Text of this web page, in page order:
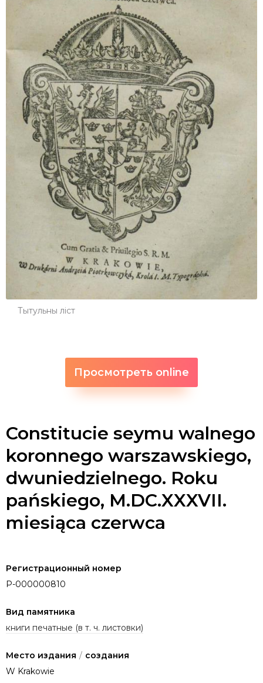
Тытульны ліст
Просмотреть online
Constitucie seymu walnego
koronnego warszawskiego,
dwuniedzielnego. Roku
pańskiego, M.DC.XXXVII.
miesiąca czerwca
Регистрационный номер
P-000000810
Вид памятника
книги печатные (в т. ч. листовки)
Место издания / создания
W Krakowie